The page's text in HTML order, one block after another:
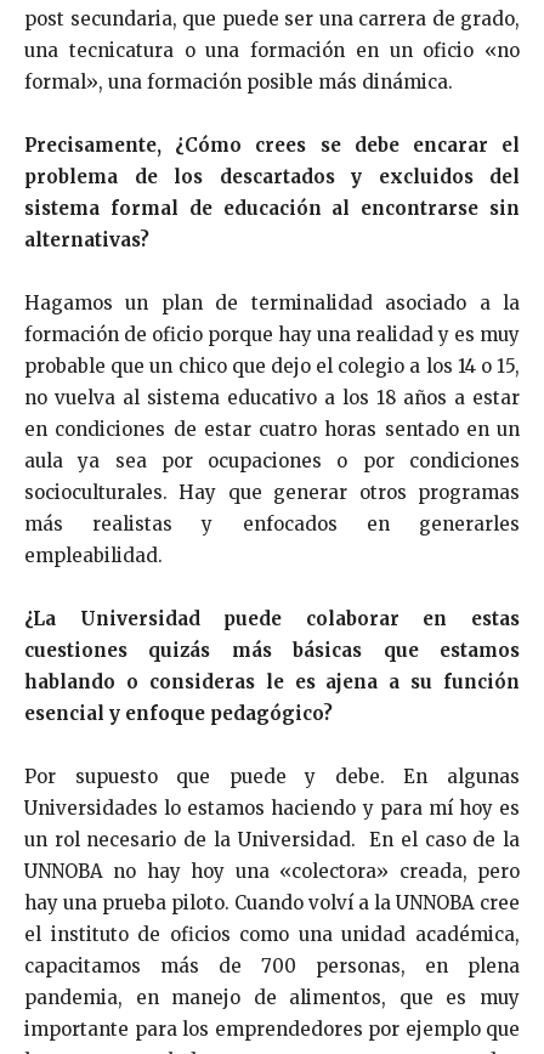
post secundaria, que puede ser una carrera de grado,
una tecnicatura o una formación en un oficio «no
formal», una formación posible más dinámica.
Precisamente, ¿Cómo crees se debe encarar el
problema de los descartados y excluidos del
sistema formal de educación al encontrarse sin
alternativas?
Hagamos un plan de terminalidad asociado a la
formación de oficio porque hay una realidad y es muy
probable que un chico que dejo el colegio a los 14 o 15,
no vuelva al sistema educativo a los 18 años a estar
en condiciones de estar cuatro horas sentado en un
aula ya sea por ocupaciones o por condiciones
socioculturales. Hay que generar otros programas
más realistas y enfocados en generarles
empleabilidad.
¿La Universidad puede colaborar en estas
cuestiones quizás más básicas que estamos
hablando o consideras le es ajena a su función
esencial y enfoque pedagógico?
Por supuesto que puede y debe. En algunas
Universidades lo estamos haciendo y para mí hoy es
un rol necesario de la Universidad. En el caso de la
UNNOBA no hay hoy una «colectora» creada, pero
hay una prueba piloto. Cuando volví a la UNNOBA cree
el instituto de oficios como una unidad académica,
capacitamos más de 700 personas, en plena
pandemia, en manejo de alimentos, que es muy
importante para los emprendedores por ejemplo que